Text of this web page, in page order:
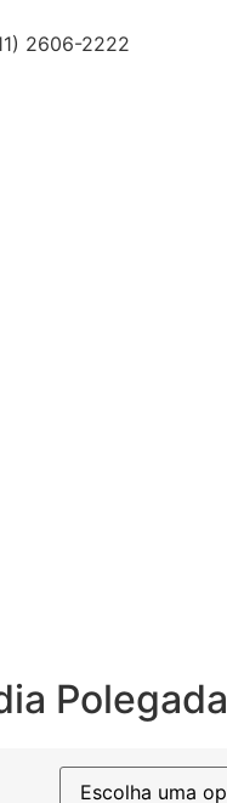
2606-2222
Polegada